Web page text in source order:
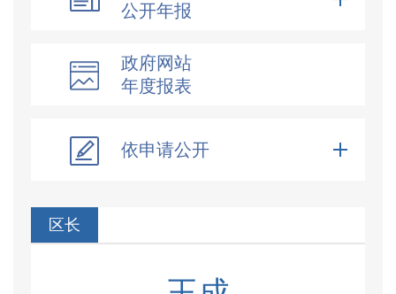
公开年报
政府网站
年度报表
依申请公开
区长